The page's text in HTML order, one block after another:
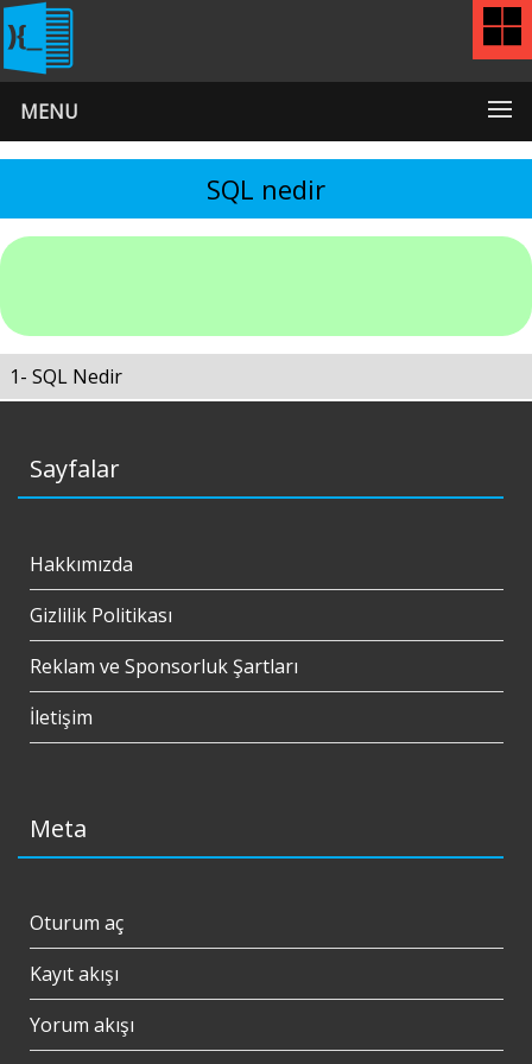
MENU
SQL nedir
1- SQL Nedir
Sayfalar
Hakkımızda
Gizlilik Politikası
Reklam ve Sponsorluk Şartları
İletişim
Meta
Oturum aç
Kayıt akışı
Yorum akışı